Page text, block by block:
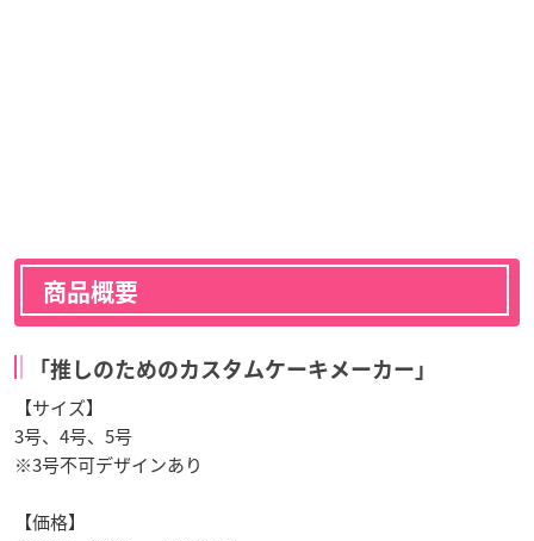
商品概要
「推しのためのカスタムケーキメーカー」
【サイズ】
3号、4号、5号
※3号不可デザインあり
【価格】